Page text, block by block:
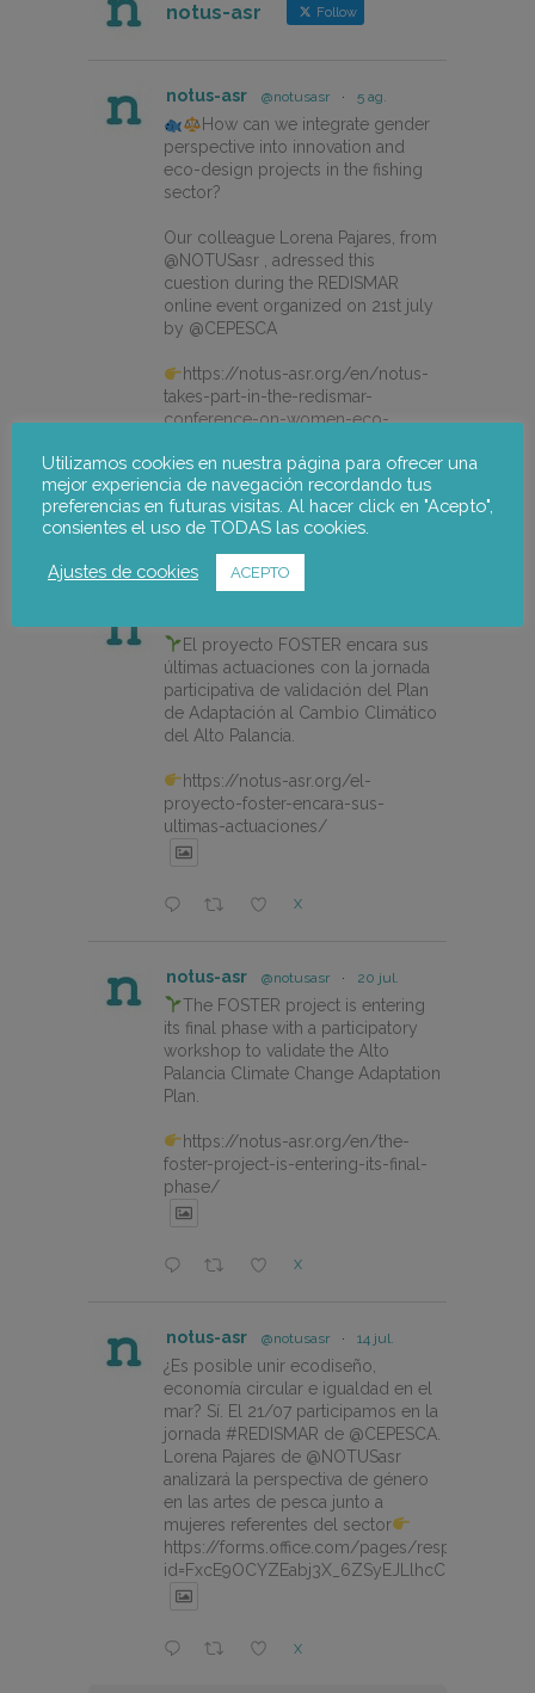
notus-asr Follow
notus-asr @notusasr · 5 ag.
How can we integrate gender
perspective into innovation and
eco-design projects in the fishing
sector?
Our colleague Lorena Pajares, from
@NOTUSasr , adressed this
cuestion during the REDISMAR
online event organized on 21st july
by @CEPESCA
https://notus-asr.org/en/notus-
takes-part-in-the-redismar-
conference-on-women-eco-
in-fishing-gear/
El proyecto FOSTER encara sus
últimas actuaciones con la jornada
participativa de validación del Plan
de Adaptación al Cambio Climático
del Alto Palancia.
https://notus-asr.org/el-
proyecto-foster-encara-sus-
ultimas-actuaciones/
X
notus-asr @notusasr · 20 jul.
The FOSTER project is entering
its final phase with a participatory
workshop to validate the Alto
Palancia Climate Change Adaptation
Plan.
https://notus-asr.org/en/the-
foster-project-is-entering-its-final-
phase/
X
notus-asr @notusasr · 14 jul.
¿Es posible unir ecodiseño,
economía circular e igualdad en el
mar? Sí. El 21/07 participamos en la
jornada #REDISMAR de @CEPESCA.
Lorena Pajares de @NOTUSasr
analizará la perspectiva de género
en las artes de pesca junto a
mujeres referentes del sector
https://forms.office.com/pages/
X
Utilizamos cookies en nuestra página para ofrecer una
mejor experiencia de navegación recordando tus
preferencias en futuras visitas. Al hacer click en "Acepto",
consientes el uso de TODAS las cookies.
Ajustes de cookies ACEPTO